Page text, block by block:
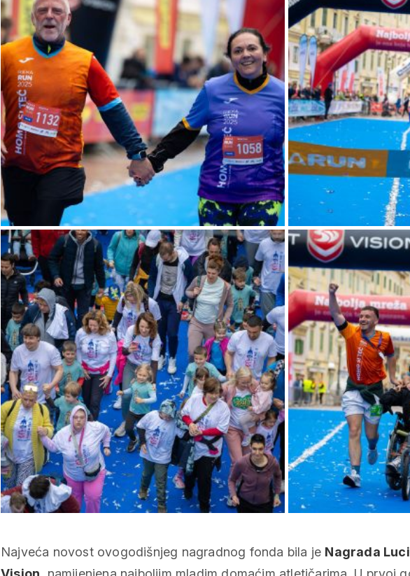
Najveća novost ovogodišnjeg nagradnog fonda bila je Nagrada